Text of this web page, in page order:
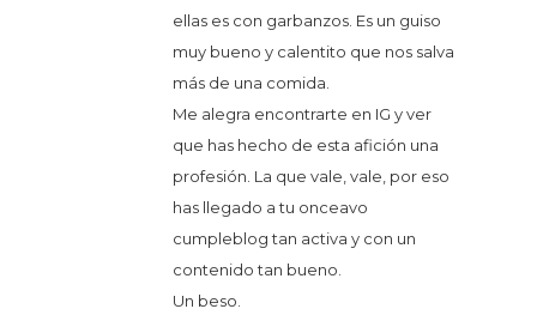
ellas es con garbanzos. Es un guiso
muy bueno y calentito que nos salva
más de una comida.
Me alegra encontrarte en IG y ver
que has hecho de esta afición una
profesión. La que vale, vale, por eso
has llegado a tu onceavo
cumpleblog tan activa y con un
contenido tan bueno.
Un beso.